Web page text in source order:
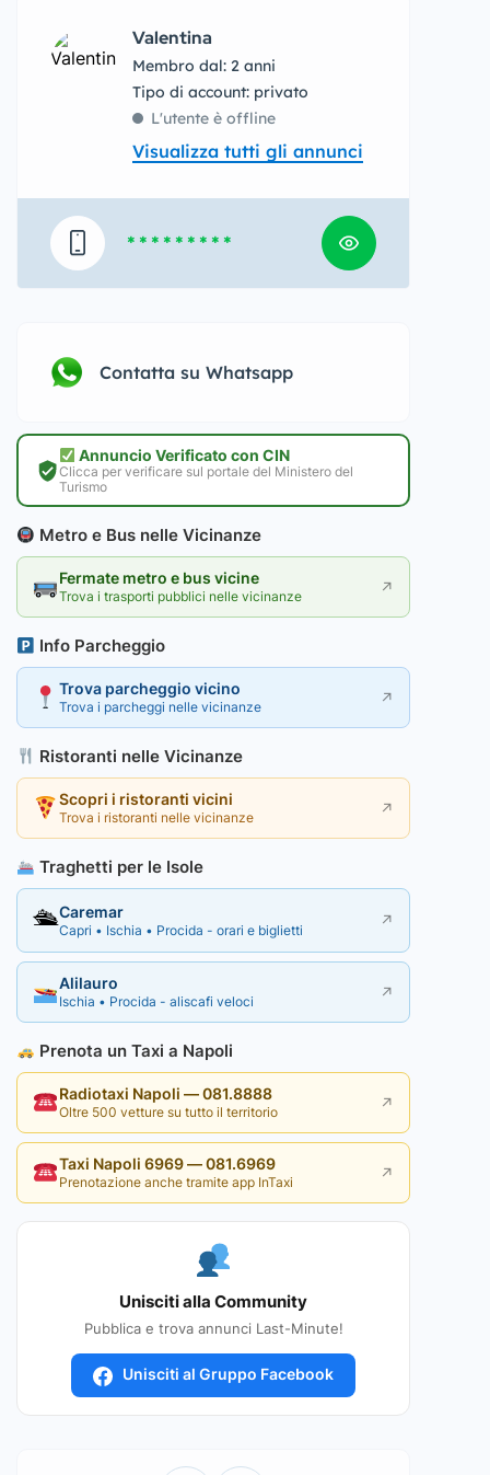
Valentina
Membro dal: 2 anni
tipo di account: privato
L'utente è offline
Visualizza tutti gli annunci
* * * * * * * * *
Contatta su Whatsapp
Annuncio Verificato con CIN
Clicca per verificare sul portale del Ministero del
Turismo
Metro e Bus nelle Vicinanze
Fermate metro e bus vicine
Trova i trasporti pubblici nelle vicinanze ↗
Info Parcheggio
Trova parcheggio vicino
Trova i parcheggi nelle vicinanze ↗
Ristoranti nelle Vicinanze
Scopri i ristoranti vicini
Trova i ristoranti nelle vicinanze ↗
Traghetti per le Isole
🛳Caremar
Capri • Ischia • Procida - orari e biglietti ↗
Alilauro
Ischia • Procida - aliscafi veloci ↗
Prenota un Taxi a Napoli
Radiotaxi Napoli — 081.8888
Oltre 500 vetture su tutto il territorio ↗
Taxi Napoli 6969 — 081.6969
Prenotazione anche tramite app InTaxi ↗
Unisciti alla Community
Pubblica e trova annunci Last-Minute!
Unisciti al Gruppo Facebook